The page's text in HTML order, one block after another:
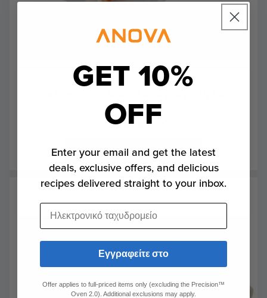
(145)
Κανονική
$27.00
Προσθήκη στο καλάθι
GET 10%
OFF
Enter your email and get the latest
deals, exclusive offers, and delicious
recipes delivered straight to your inbox.
Ηλεκτρονικό ταχυδρομείο
Εγγραφείτε στο
Offer applies to full-priced items only (excluding the Precision™
Oven 2.0). Additional exclusions may apply.